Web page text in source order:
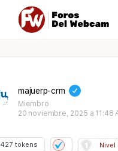
majuerp-crm
Miembro
20 noviembre, 2025 a 11:48
427 tokens Nivel